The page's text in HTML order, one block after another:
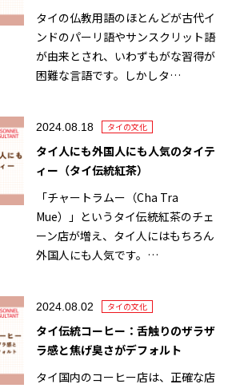
タイの仏教用語のほとんどが古代イ
ンドのパーリ語やサンスクリット語
が由来とされ、いわずもがな習得が
困難な言語です。しかしタ…
2024.08.18 タイの文化
タイ人にも外国人にも人気のタイテ
ィー（タイ伝統紅茶）
「チャートラムー（Cha Tra
Mue）」というタイ伝統紅茶のチェ
ーン店が増え、タイ人にはもちろん
外国人にも人気です。…
2024.08.02 タイの文化
タイ伝統コーヒー：舌触りのザラザ
ラ感と焦げ臭さがデフォルト
タイ国内のコーヒー店は、正確な店